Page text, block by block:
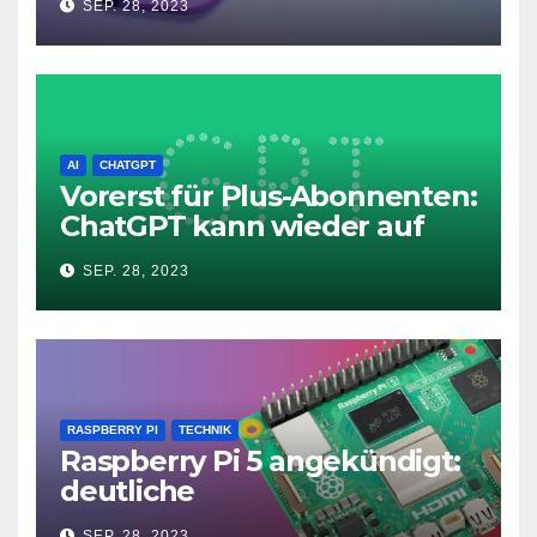
11 SEP. 28, 2023
AI CHATGPT
Vorerst für Plus-Abonnenten:
ChatGPT kann wieder auf
das Internet zugreifen
SEP. 28, 2023
RASPBERRY PI TECHNIK
Raspberry Pi 5 angekündigt:
deutliche
Leistungssteigerung und bis